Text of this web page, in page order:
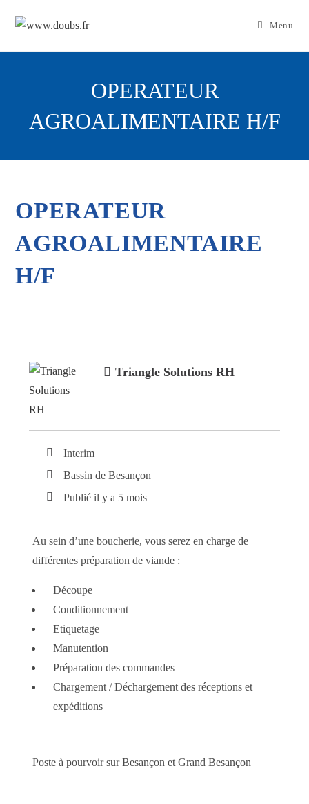
Menu
OPERATEUR
AGROALIMENTAIRE H/F
OPERATEUR
AGROALIMENTAIRE
H/F
Triangle Solutions RH
Interim
Bassin de Besançon
Publié il y a 5 mois
Au sein d’une boucherie, vous serez en charge de
différentes préparation de viande :
Découpe
Conditionnement
Etiquetage
Manutention
Préparation des commandes
Chargement / Déchargement des réceptions et
expéditions
Poste à pourvoir sur Besançon et Grand Besançon